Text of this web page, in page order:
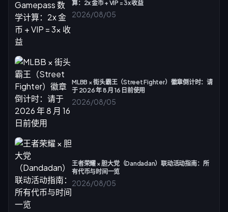
算：2x 金币 + VIP = 3x 收益
2026/08/05
MLBB × 街头霸王（Street Fighter）徽章倒计时：请
于 2026 年 8 月 16 日前使用
2026/08/05
王者荣耀 × 胆大党（Dandadan）联动活动指南：所
有代币与时间一览
2026/08/05